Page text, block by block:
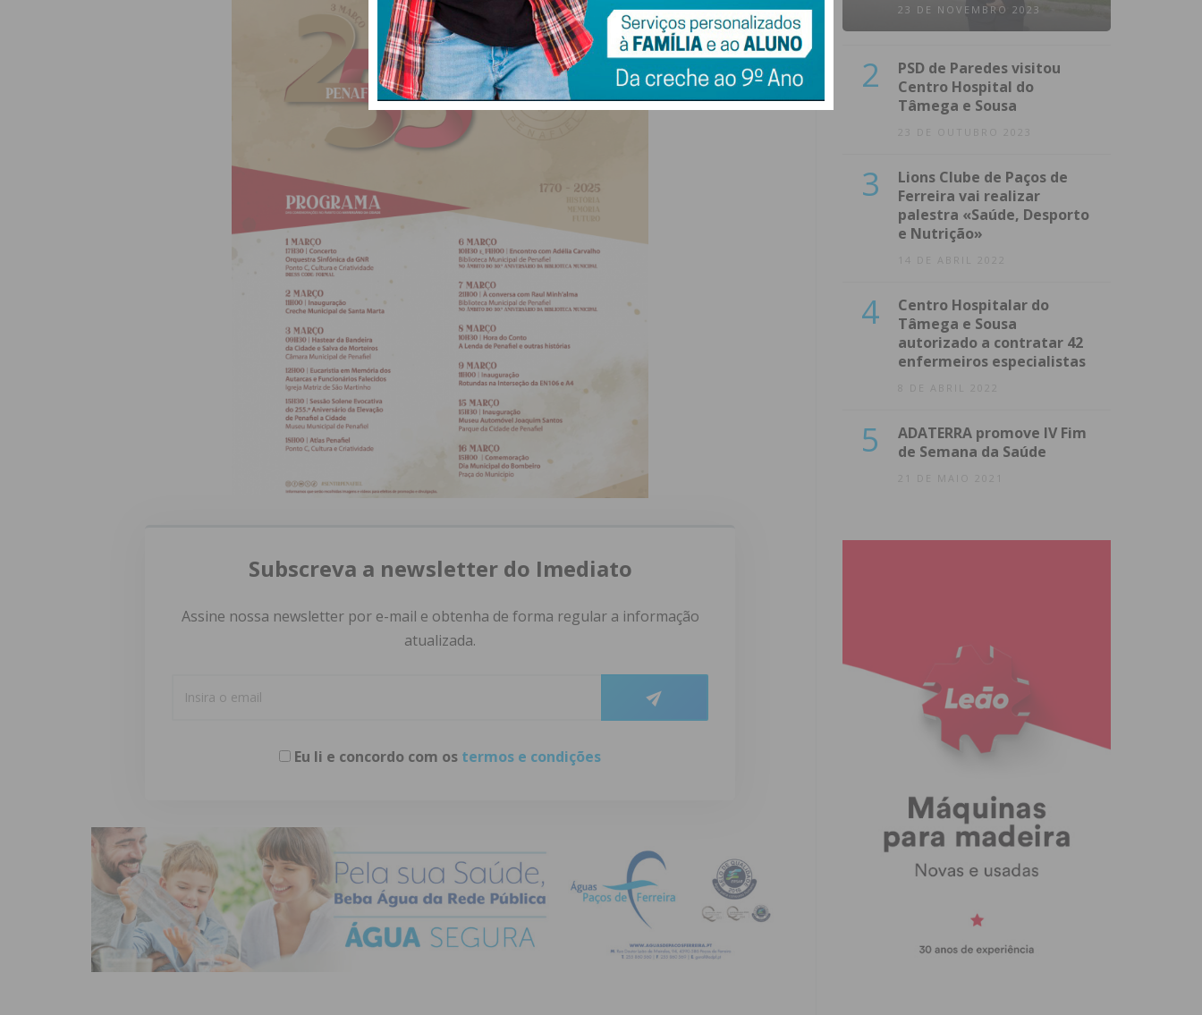
Subscreva a newsletter do Imediato
Assine nossa newsletter por e-mail e obtenha de forma regular a informação
atualizada.
Eu li e concordo com os termos e condições
23 DE NOVEMBRO 2023
2
PSD de Paredes visitou
Centro Hospital do
Tâmega e Sousa
23 DE OUTUBRO 2023
3
Lions Clube de Paços de
Ferreira vai realizar
palestra «Saúde, Desporto
e Nutrição»
14 DE ABRIL 2022
4
Centro Hospitalar do
Tâmega e Sousa
autorizado a contratar 42
enfermeiros especialistas
8 DE ABRIL 2022
5
ADATERRA promove IV Fim
de Semana da Saúde
21 DE MAIO 2021